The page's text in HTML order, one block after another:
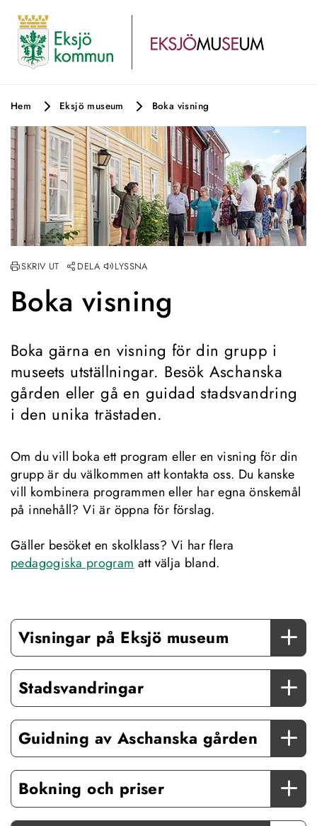
Hem Eksjö museum Boka visning
SKRIV UT DELA LYSSNA
Boka visning
Boka gärna en visning för din grupp i
museets utställningar. Besök Aschanska
gården eller gå en guidad stadsvandring
i den unika trästaden.
Om du vill boka ett program eller en visning för din
grupp är du välkommen att kontakta oss. Du kanske
vill kombinera programmen eller har egna önskemål
på innehåll? Vi är öppna för förslag.
pedagogiska program att välja bland.
Visningar på Eksjö museum
Stadsvandringar
Guidning av Aschanska gården
Bokning och priser